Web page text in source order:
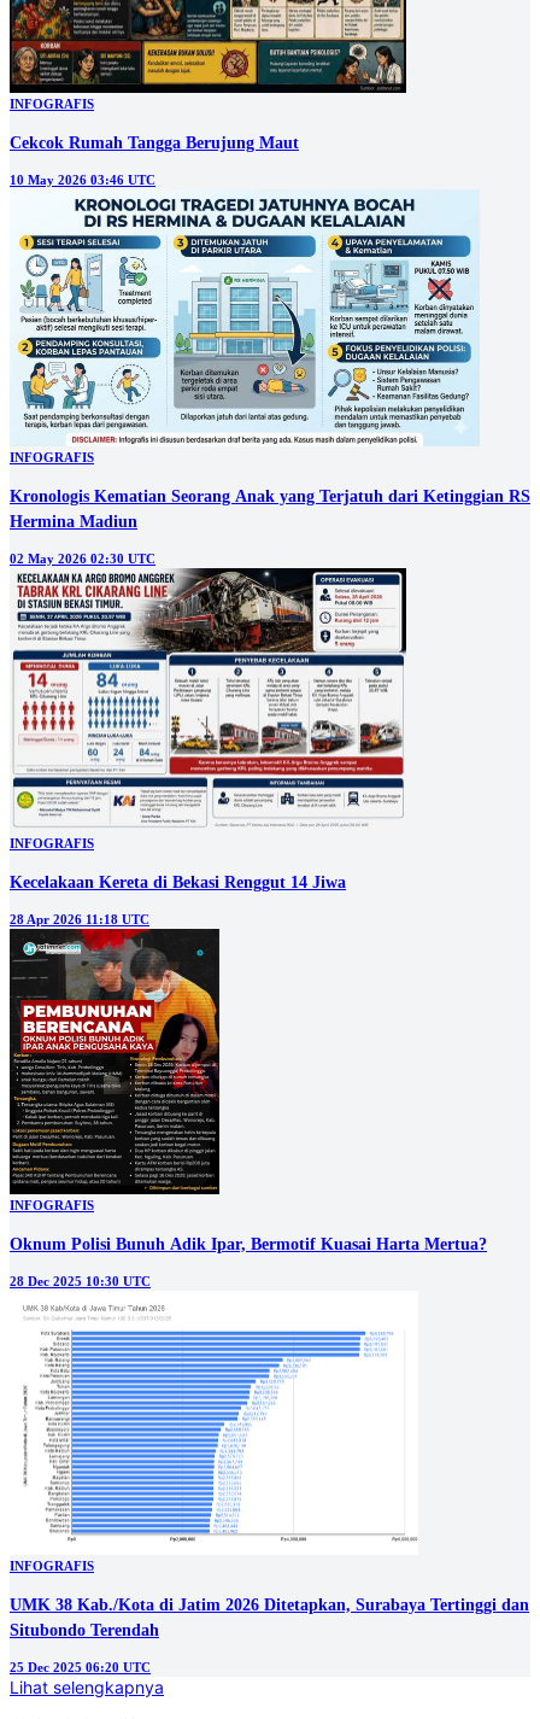
INFOGRAFIS
Cekcok Rumah Tangga Berujung Maut
10 May 2026 03:46 UTC
INFOGRAFIS
Kronologis Kematian Seorang Anak yang Terjatuh dari Ketinggian RS
Hermina Madiun
02 May 2026 02:30 UTC
INFOGRAFIS
Kecelakaan Kereta di Bekasi Renggut 14 Jiwa
28 Apr 2026 11:18 UTC
INFOGRAFIS
Oknum Polisi Bunuh Adik Ipar, Bermotif Kuasai Harta Mertua?
28 Dec 2025 10:30 UTC
INFOGRAFIS
UMK 38 Kab./Kota di Jatim 2026 Ditetapkan, Surabaya Tertinggi dan
Situbondo Terendah
25 Dec 2025 06:20 UTC
Lihat selengkapnya